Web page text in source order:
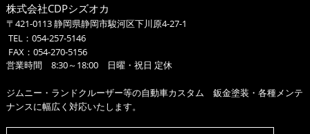
株式会社CDPシズオカ
〒421-0113 静岡県静岡市駿河区下川原4-27-1
TEL： 054-257-5146
FAX：054-270-5156
営業時間 8:30～18:00 日曜・祝日 定休
ジムニー・ランドクルーザー等の自動車カスタム 鈑金塗装・各種メンテ
ナンスに幅広く対応いたします。